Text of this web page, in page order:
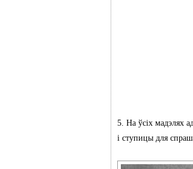
5. На ўсіх мадэлях
і ступицы для